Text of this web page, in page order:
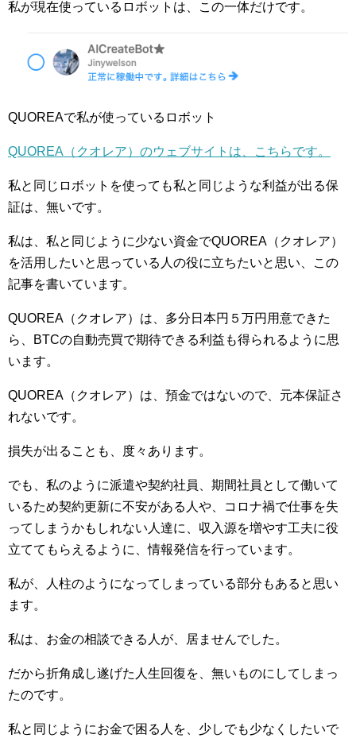
私が現在使っているロボットは、この一体だけです。
QUOREAで私が使っているロボット
QUOREA（クオレア）のウェブサイトは、こちらです。
私と同じロボットを使っても私と同じような利益が出る保
証は、無いです。
私は、私と同じように少ない資金でQUOREA（クオレア）
を活用したいと思っている人の役に立ちたいと思い、この
記事を書いています。
QUOREA（クオレア）は、多分日本円５万円用意できた
ら、BTCの自動売買で期待できる利益も得られるように思
います。
QUOREA（クオレア）は、預金ではないので、元本保証さ
れないです。
損失が出ることも、度々あります。
でも、私のように派遣や契約社員、期間社員として働いて
いるため契約更新に不安がある人や、コロナ禍で仕事を失
ってしまうかもしれない人達に、収入源を増やす工夫に役
立ててもらえるように、情報発信を行っています。
私が、人柱のようになってしまっている部分もあると思い
ます。
私は、お金の相談できる人が、居ませんでした。
だから折角成し遂げた人生回復を、無いものにしてしまっ
たのです。
私と同じようにお金で困る人を、少しでも少なくしたいで